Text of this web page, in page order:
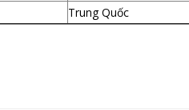
Trung Quốc